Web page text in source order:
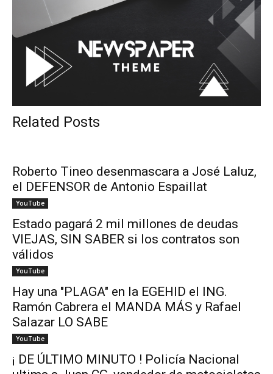
Related Posts
Roberto Tineo desenmascara a José Laluz,
el DEFENSOR de Antonio Espaillat
YouTube
Estado pagará 2 mil millones de deudas
VIEJAS, SIN SABER si los contratos son
válidos
YouTube
Hay una "PLAGA" en la EGEHID el ING.
Ramón Cabrera el MANDA MÁS y Rafael
Salazar LO SABE
YouTube
¡ DE ÚLTIMO MINUTO ! Policía Nacional